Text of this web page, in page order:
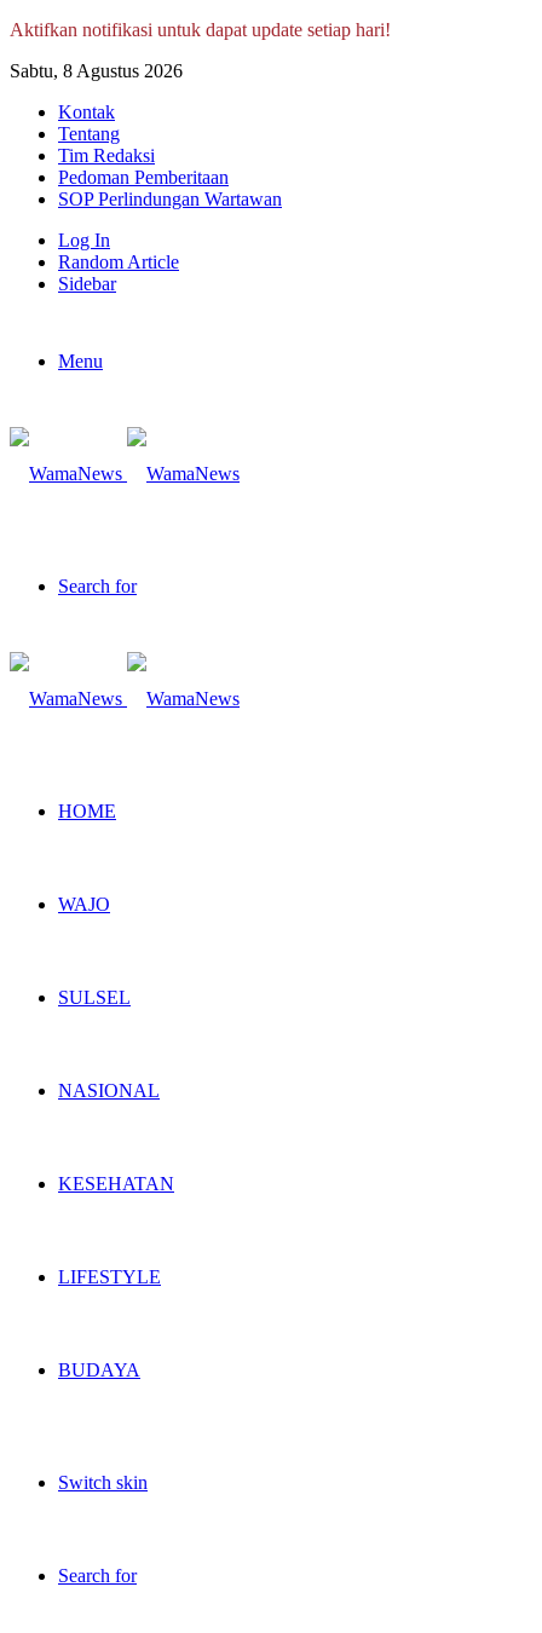
Aktifkan notifikasi untuk dapat update setiap hari!
Sabtu, 8 Agustus 2026
Kontak
Tentang
Tim Redaksi
Pedoman Pemberitaan
SOP Perlindungan Wartawan
Log In
Random Article
Sidebar
Menu
Search for
HOME
WAJO
SULSEL
NASIONAL
KESEHATAN
LIFESTYLE
BUDAYA
Switch skin
Search for